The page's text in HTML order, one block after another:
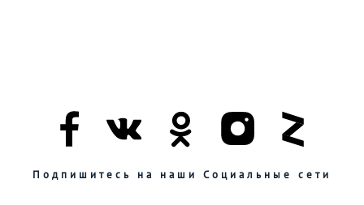
Подпишитесь на наши Социальные сети